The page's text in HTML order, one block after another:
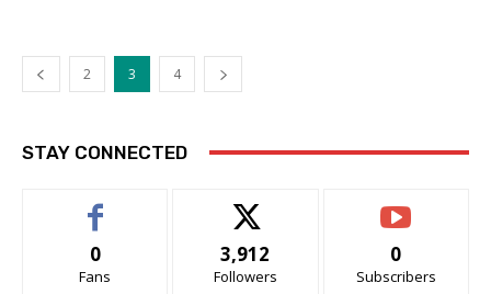
2 3 4
STAY CONNECTED
0
Fans
3,912
Followers
0
Subscribers